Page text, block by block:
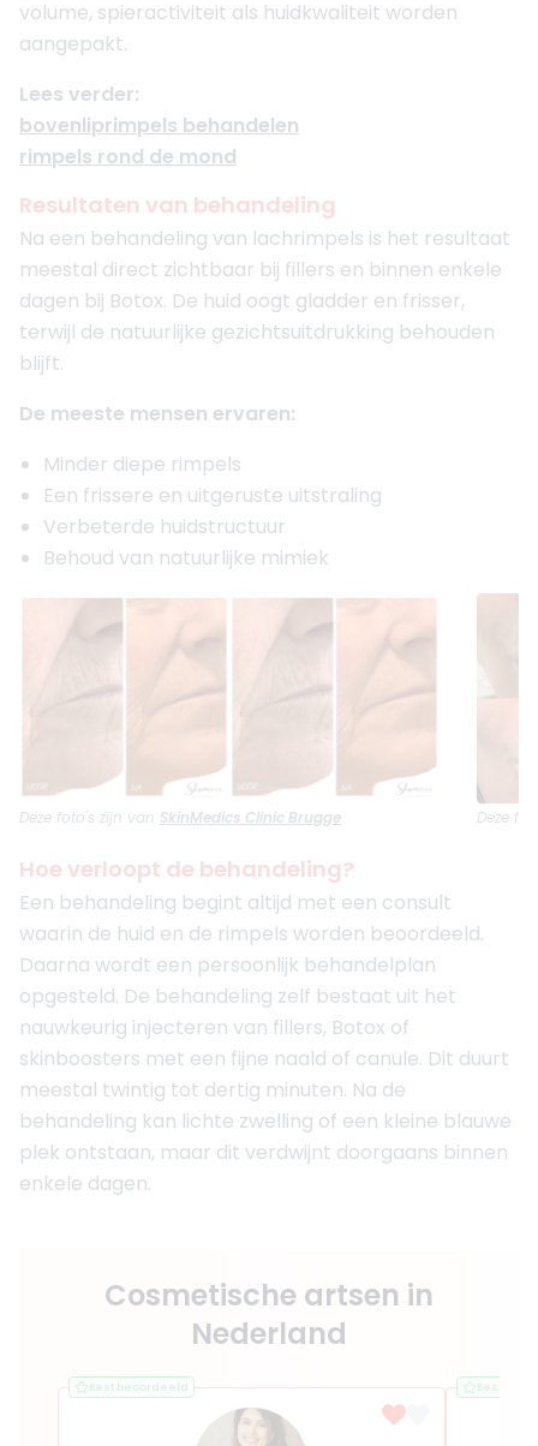
volume, spieractiviteit als huidkwaliteit worden
aangepakt.
Lees verder:
bovenliprimpels behandelen
rimpels rond de mond
Resultaten van behandeling
Na een behandeling van lachrimpels is het resultaat
meestal direct zichtbaar bij fillers en binnen enkele
dagen bij Botox. De huid oogt gladder en frisser,
terwijl de natuurlijke gezichtsuitdrukking behouden
blijft.
De meeste mensen ervaren:
Minder diepe rimpels
Een frissere en uitgeruste uitstraling
Verbeterde huidstructuur
Behoud van natuurlijke mimiek
Deze foto's zijn van SkinMedics Clinic Brugge Deze
Hoe verloopt de behandeling?
Een behandeling begint altijd met een consult
waarin de huid en de rimpels worden beoordeeld.
Daarna wordt een persoonlijk behandelplan
opgesteld. De behandeling zelf bestaat uit het
nauwkeurig injecteren van fillers, Botox of
skinboosters met een fijne naald of canule. Dit duurt
meestal twintig tot dertig minuten. Na de
behandeling kan lichte zwelling of een kleine blauwe
plek ontstaan, maar dit verdwijnt doorgaans binnen
enkele dagen.
Cosmetische artsen in
Nederland
Best beoordeeld Best